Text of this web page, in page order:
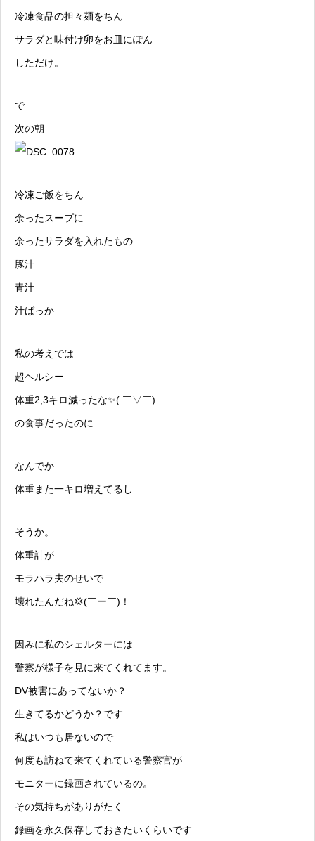
冷凍食品の担々麺をちん
サラダと味付け卵をお皿にぽん
しただけ。
で
次の朝
冷凍ご飯をちん
余ったスープに
余ったサラダを入れたもの
豚汁
青汁
汁ばっか
私の考えでは
超ヘルシー
体重2,3キロ減ったな✨( ￣▽￣)
の食事だったのに
なんでか
体重また一キロ増えてるし
そうか。
体重計が
モラハラ夫のせいで
壊れたんだね💢(￣ー￣)！
因みに私のシェルターには
警察が様子を見に来てくれてます。
DV被害にあってないか？
生きてるかどうか？です
私はいつも居ないので
何度も訪ねて来てくれている警察官が
モニターに録画されているの。
その気持ちがありがたく
録画を永久保存しておきたいくらいです